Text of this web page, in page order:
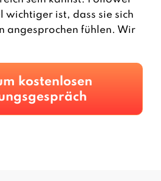
wichtiger ist, dass sie sich
angesprochen fühlen. Wir
kostenlosen